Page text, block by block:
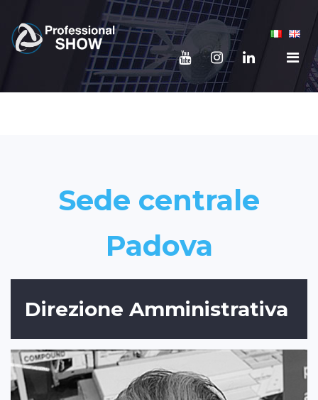
Sede centrale
Padova
Direzione Amministrativa